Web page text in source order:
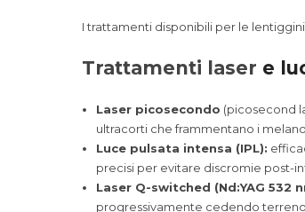
I trattamenti disponibili per le
Trattamenti laser e
Laser picosecondo (picosecond
ultracorti che frammentano i
Luce pulsata intensa (IPL):
precisi per evitare discromie post-
Laser Q-switched (Nd:YAG 532
progressivamente cedendo